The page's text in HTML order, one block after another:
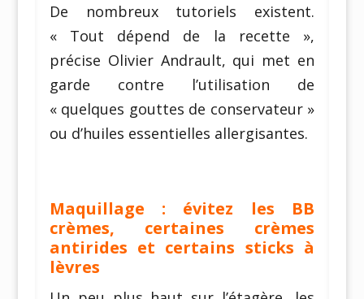
De nombreux tutoriels existent.
« Tout dépend de la recette »,
précise Olivier Andrault, qui met en
garde contre l’utilisation de
« quelques gouttes de conservateur »
ou d’huiles essentielles allergisantes.
Maquillage : évitez les BB
crèmes, certaines crèmes
antirides et certains sticks à
lèvres